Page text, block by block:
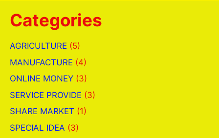
Categories
AGRICULTURE (5)
MANUFACTURE (4)
ONLINE MONEY (3)
SERVICE PROVIDE (3)
SHARE MARKET (1)
SPECIAL IDEA (3)